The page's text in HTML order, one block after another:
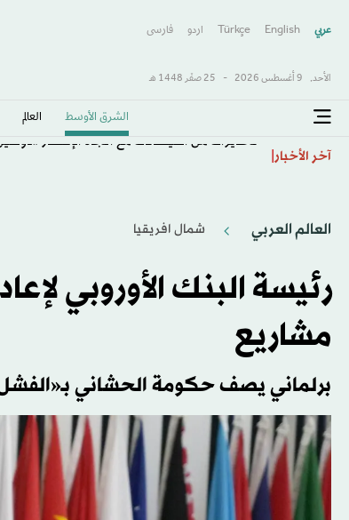
عربي English
Türkçe اردو فارسى
الأحد, 9 أغسطس 2026 - 25 صفَر 1448 هـ
الشرق الأوسط​ العالم
آخر الأخبار تحذيرات من الفيضانات مع اتجاه الإعصار
العالم العربي شمال افريقيا
رئيسة البنك الأوروبي
مشاريع
برلماني يصف حكومة الحشاني بـ«الفشل